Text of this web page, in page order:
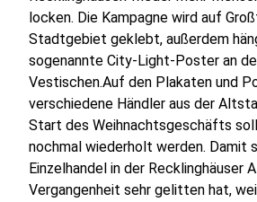
locken. Die Kampagne wird auf
Stadtgebiet geklebt, außerdem
sogenannte City-Light-Poster an
Vestischen.Auf den Plakaten und
verschiedene Händler aus der
Start des Weihnachtsgeschäfts
nochmal wiederholt werden. Damit
Einzelhandel in der Recklinghäuser
Vergangenheit sehr gelitten hat,